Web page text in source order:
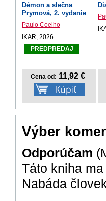
Démon a slečna
Prymová, 2. vydanie
Paulo Coelho
IKAR, 2026
PREDPREDAJ
Cena od: 11,92 €
Výber
Odporúčam
Táto kniha
Nabáda